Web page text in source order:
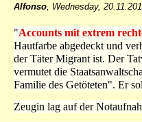
Alfonso Wednesday,
"Accounts mit extrem
Hautfarbe abgedeckt und
der Täter Migrant ist. Der
vermutet die
Familie des Getöteten". Er
Zeugin lag auf der